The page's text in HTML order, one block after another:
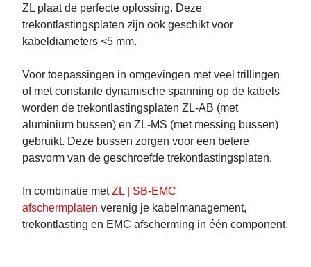
ZL plaat de perfecte oplossing. Deze
trekontlastingsplaten zijn ook geschikt voor
kabeldiameters <5 mm.
Voor toepassingen in omgevingen met veel trillingen
of met constante dynamische spanning op de kabels
worden de trekontlastingsplaten ZL-AB (met
aluminium bussen) en ZL-MS (met messing bussen)
gebruikt. Deze bussen zorgen voor een betere
pasvorm van de geschroefde trekontlastingsplaten.
In combinatie metZL | SB-EMC
afschermplaten verenig je kabelmanagement,
trekontlasting en EMC afscherming in één component.